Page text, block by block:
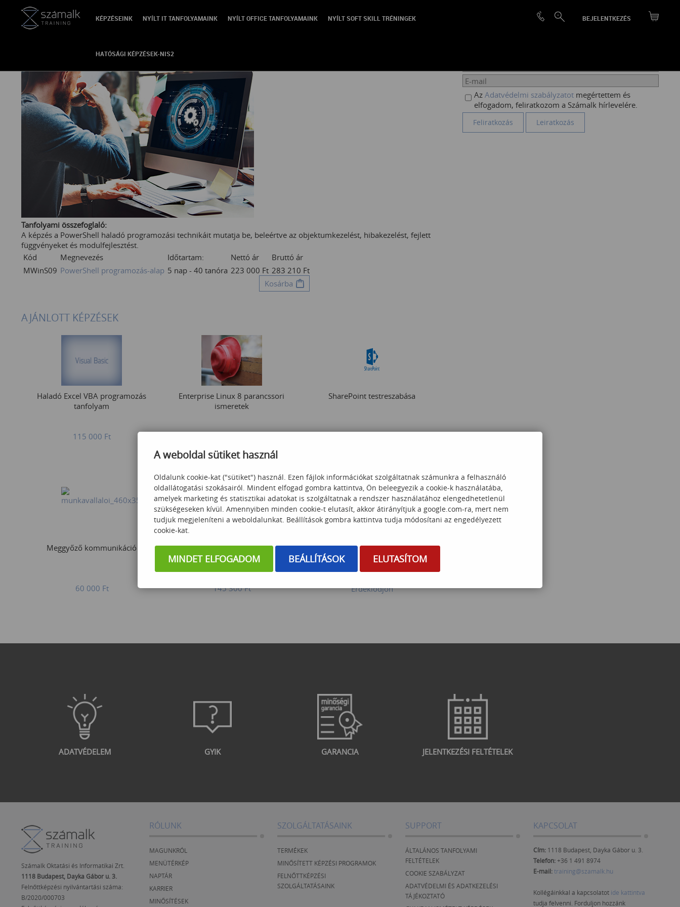
BEJELENTKEZÉS
KÉPZÉSEINK NYÍLT IT TANFOLYAMAINK NYÍLT OFFICE TANFOLYAMAINK NYÍLT SOFT SKILL TRÉNINGEK
HATÓSÁGI KÉPZÉSEK-NIS2
VISSZA
Tanfolyami összefoglaló:
A képzés a PowerShell haladó programozási technikáit mutatja be, beleértve az objektumkezelést, hibakezelést, fejlett
függvényeket és modulfejlesztést.
Kód
Megnevezés Időtartam: Nettó ár
Bruttó ár
MWinS09 PowerShell programozás-alap 5 nap - 40 tanóra 223 000 Ft 283 210 Ft
Kosárba
Az Adatvédelmi szabályzatot megértettem és
elfogadom, feliratkozom a Számalk hírlevelére.
AJÁNLOTT KÉPZÉSEK
Haladó Excel VBA programozás
tanfolyam
115 000 Ft
Enterprise Linux 8 parancssori
ismeretek
SharePoint testreszabása
Meggyőző kommunikáció
60 000 Ft
Bash Script Programozás
145 300Ft
Változáskezelés
Érdeklődjön
ADATVÉDELEM GYIK GARANCIA JELENTKEZÉSI FELTÉTELEK
Számalk Oktatási és Informatikai Zrt.
1118 Budapest, Dayka Gábor u. 3.
Felnőttképzési nyilvántartási száma:
B/2020/000703
RÓLUNK
MAGUNKRÓL
MENÜTÉRKÉP
NAPTÁR
KARRIER
MINŐSÍTÉSEK
SZOLGÁLTATÁSAINK
TERMÉKEK
MINŐSÍTETT KÉPZÉSI PROGRAMOK
FELNŐTTKÉPZÉSI
SZOLGÁLTATÁSAINK
SUPPORT
ÁLTALÁNOS TANFOLYAMI
FELTÉTELEK
COOKIE SZABÁLYZAT
ADATVÉDELMI ÉS ADATKEZELÉSI
TÁJÉKOZTATÓ
KAPCSOLAT
Cím: 1118 Budapest, Dayka Gábor u. 3.
Telefon:+36 1 491 8974
E-mail:training@szamalk.hu
Kollégáinkkal a kapcsolatot ide kattintva
tudja felvenni. Forduljon hozzánk
A weboldal sütiket használ
Oldalunk cookie-kat ("sütiket") használ. Ezen fájlok információkat szolgáltatnak számunkra a felhasználó
oldallátogatási szokásairól. Mindent elfogad gombra kattintva, Ön beleegyezik a cookie-k használatába,
amelyek marketing és statisztikai adatokat is szolgáltatnak a rendszer használatához elengedhetetlenül
szükségeseken kívül. Amennyiben minden cookie-t elutasít, akkor átirányítjuk a google.com-ra, mert nem
tudjuk megjeleníteni a weboldalunkat. Beállítások gombra kattintva tudja módosítani az engedélyezett
cookie-kat.
MINDET ELFOGADOM BEÁLLÍTÁSOK ELUTASÍTOM